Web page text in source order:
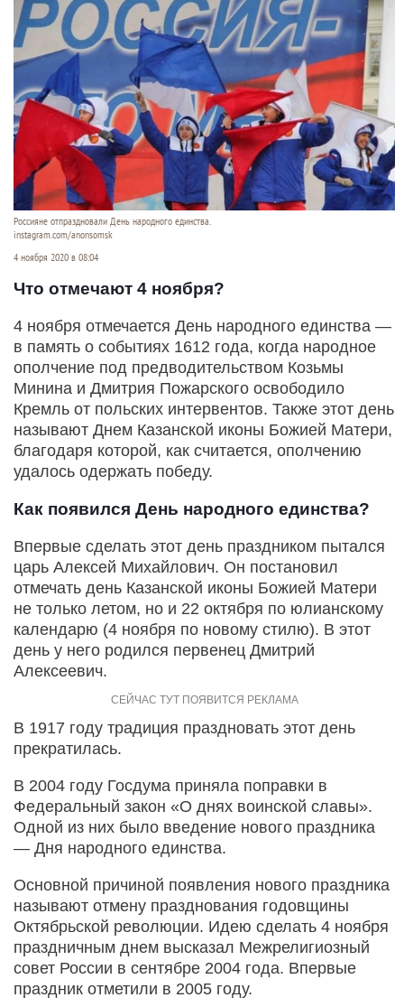
Россияне отпраздновали День народного единства.
instagram.com/anonsomsk
4 ноября 2020 в 08:04
Что отмечают 4 ноября?
4 ноября отмечается День народного единства —
в память о событиях 1612 года, когда народное
ополчение под предводительством Козьмы
Минина и Дмитрия Пожарского освободило
Кремль от польских интервентов. Также этот день
называют Днем Казанской иконы Божией Матери,
благодаря которой, как считается, ополчению
удалось одержать победу.
Как появился День народного единства?
Впервые сделать этот день праздником пытался
царь Алексей Михайлович. Он постановил
отмечать день Казанской иконы Божией Матери
не только летом, но и 22 октября по юлианскому
календарю (4 ноября по новому стилю). В этот
день у него родился первенец Дмитрий
Алексеевич.
В 1917 году традиция праздновать этот день
прекратилась.
В 2004 году Госдума приняла поправки в
Федеральный закон «О днях воинской славы».
Одной из них было введение нового праздника
— Дня народного единства.
Основной причиной появления нового праздника
называют отмену празднования годовщины
Октябрьской революции. Идею сделать 4 ноября
праздничным днем высказал Межрелигиозный
совет России в сентябре 2004 года. Впервые
праздник отметили в 2005 году.